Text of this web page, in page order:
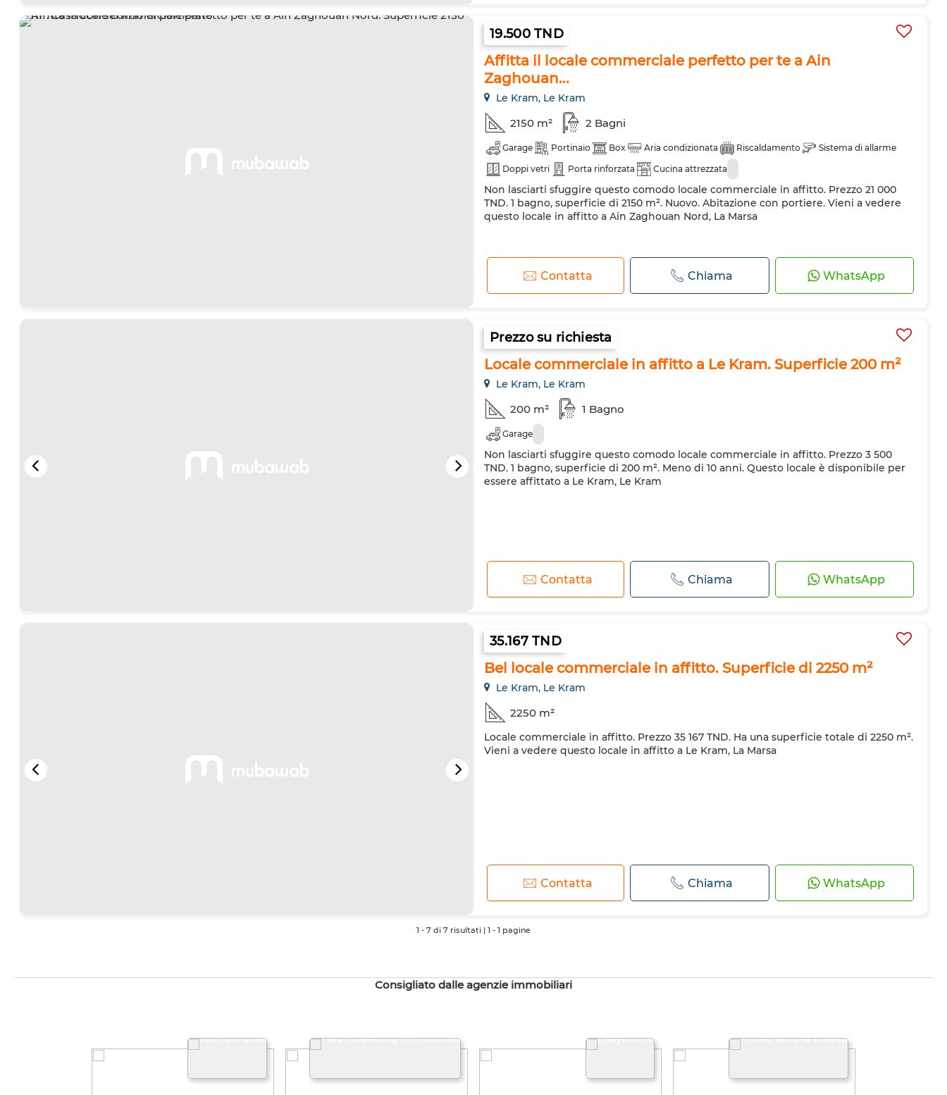
19.500 TND
Affitta il locale commerciale perfetto per te a Ain
Zaghouan...
Le Kram, Le Kram
2150 m² 2 Bagni
Garage Portinaio Box Aria condizionata Riscaldamento
Sistema di allarme
Doppi vetri
Porta rinforzata Cucina attrezzata
Non lasciarti sfuggire questo comodo locale commerciale in affitto. Prezzo 21 000
TND. 1 bagno, superficie di 2150 m². Nuovo. Abitazione con portiere. Vieni a vedere
questo locale in affitto a Ain Zaghouan Nord, La Marsa
Contatta Chiama WhatsApp
Prezzo su richiesta
Locale commerciale in affitto a Le Kram. Superficie 200 m²
Le Kram, Le Kram
200 m² 1 Bagno
Garage
Non lasciarti sfuggire questo comodo locale commerciale in affitto. Prezzo 3 500
TND. 1 bagno, superficie di 200 m². Meno di 10 anni. Questo locale è disponibile per
essere affittato a Le Kram, Le Kram
Contatta Chiama WhatsApp
35.167 TND
Bel locale commerciale in affitto. Superficie di 2250 m²
Le Kram, Le Kram
2250 m²
Locale commerciale in affitto. Prezzo 35 167 TND. Ha una superficie totale di 2250 m².
Vieni a vedere questo locale in affitto a Le Kram, La Marsa
Contatta Chiama WhatsApp
1 - 7 di 7 risultati | 1 - 1 pagine
Consigliato dalle agenzie immobiliari